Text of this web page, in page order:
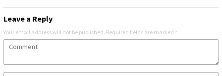
Leave a Reply
Your email address will not be published. Required fields are marked *